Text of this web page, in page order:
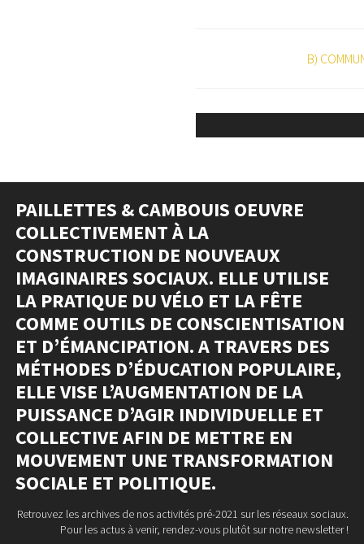
NAVIGATION
DOC
B)
PAILLETTES & CAMBOUIS OEUVRE
COLLECTIVEMENT À LA
CONSTRUCTION DE NOUVEAUX
IMAGINAIRES SOCIAUX. ELLE UTILISE
LA PRATIQUE DU VÉLO ET LA FÊTE
COMME OUTILS DE CONSCIENTISATION
ET D’ÉMANCIPATION. A TRAVERS DES
MÉTHODES D’ÉDUCATION POPULAIRE,
ELLE VISE L’AUGMENTATION DE LA
PUISSANCE D’AGIR INDIVIDUELLE ET
COLLECTIVE AFIN DE METTRE EN
MOUVEMENT UNE TRANSFORMATION
SOCIALE ET POLITIQUE.
Retrouvez les archives de nos activités pré-2021 sur les réseaux sociaux.
Pour les actus à venir, rendez-vous plutôt sur notre newsletter !